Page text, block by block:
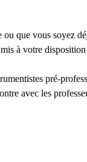
que vous soyez
à votre
pré-
avec les